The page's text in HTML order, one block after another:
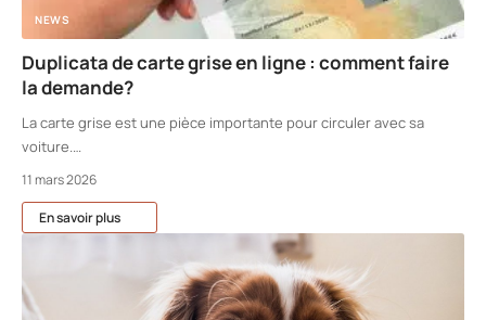
NEWS
Duplicata de carte grise en ligne : comment faire
la demande?
La carte grise est une pièce importante pour circuler avec sa
voiture.…
11 mars 2026
En savoir plus